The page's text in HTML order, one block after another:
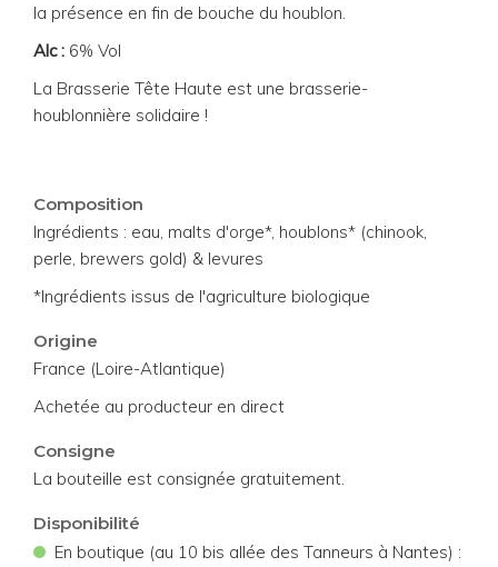
la présence en fin de bouche du houblon.
Alc : 6% Vol
La Brasserie Tête Haute est une brasserie-
houblonnière solidaire !
Composition
Ingrédients : eau, malts d'orge*, houblons* (chinook,
perle, brewers gold) & levures
*Ingrédients issus de l'agriculture biologique
Origine
France (Loire-Atlantique)
Achetée au producteur en direct
Consigne
La bouteille est consignée gratuitement.
Disponibilité
• En boutique (au 10 bis allée des Tanneurs à Nantes) :